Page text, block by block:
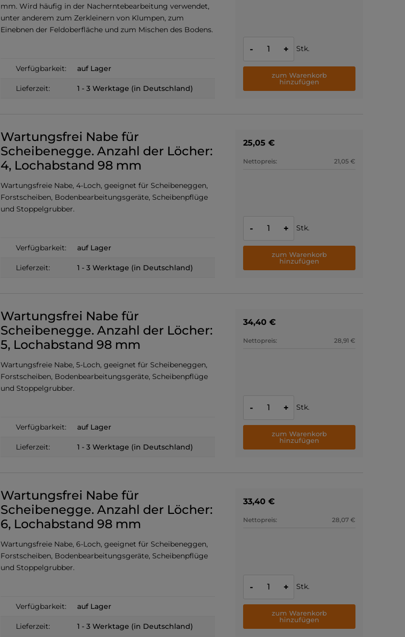
mm. Wird häufig in der Nacherntebearbeitung verwendet,
unter anderem zum Zerkleinern von Klumpen, zum
Einebnen der Feldoberfläche und zum Mischen des Bodens.
Verfügbarkeit: auf Lager
Lieferzeit: 1 - 3 Werktage (in Deutschland)
- + Stk.
zum Warenkorb
hinzufügen
Wartungsfrei Nabe für
Scheibenegge. Anzahl der Löcher:
4, Lochabstand 98 mm
Wartungsfreie Nabe, 4-Loch, geeignet für Scheibeneggen,
Forstscheiben, Bodenbearbeitungsgeräte, Scheibenpflüge
und Stoppelgrubber.
Verfügbarkeit: auf Lager
Lieferzeit: 1 - 3 Werktage (in Deutschland)
25,05 €
Nettopreis: 21,05 €
- + Stk.
zum Warenkorb
hinzufügen
Wartungsfrei Nabe für
Scheibenegge. Anzahl der Löcher:
5, Lochabstand 98 mm
Wartungsfreie Nabe, 5-Loch, geeignet für Scheibeneggen,
Forstscheiben, Bodenbearbeitungsgeräte, Scheibenpflüge
und Stoppelgrubber.
Verfügbarkeit: auf Lager
Lieferzeit: 1 - 3 Werktage (in Deutschland)
34,40 €
Nettopreis: 28,91 €
- + Stk.
zum Warenkorb
hinzufügen
Wartungsfrei Nabe für
Scheibenegge. Anzahl der Löcher:
6, Lochabstand 98 mm
Wartungsfreie Nabe, 6-Loch, geeignet für Scheibeneggen,
Forstscheiben, Bodenbearbeitungsgeräte, Scheibenpflüge
und Stoppelgrubber.
Verfügbarkeit: auf Lager
Lieferzeit: 1 - 3 Werktage (in Deutschland)
33,40 €
Nettopreis: 28,07 €
- + Stk.
zum Warenkorb
hinzufügen